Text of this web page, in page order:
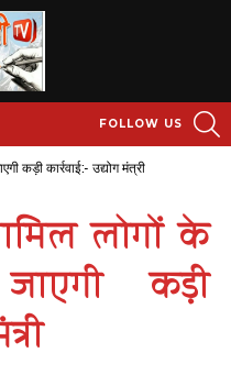
FOLLOW US
कड़ी कार्रवाई:- उद्योग मंत्री
लोगों के
कड़ी